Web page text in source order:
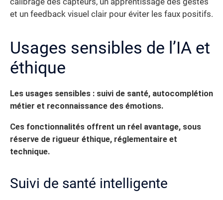
et un feedback visuel clair pour éviter les faux positifs.
Usages sensibles de l’IA et
éthique
Les usages sensibles : suivi de santé, autocomplétion
métier et reconnaissance des émotions.
Ces fonctionnalités offrent un réel avantage, sous
réserve de rigueur éthique, réglementaire et
technique.
Suivi de santé intelligente